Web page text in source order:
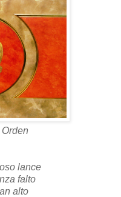
lance
falto
alto